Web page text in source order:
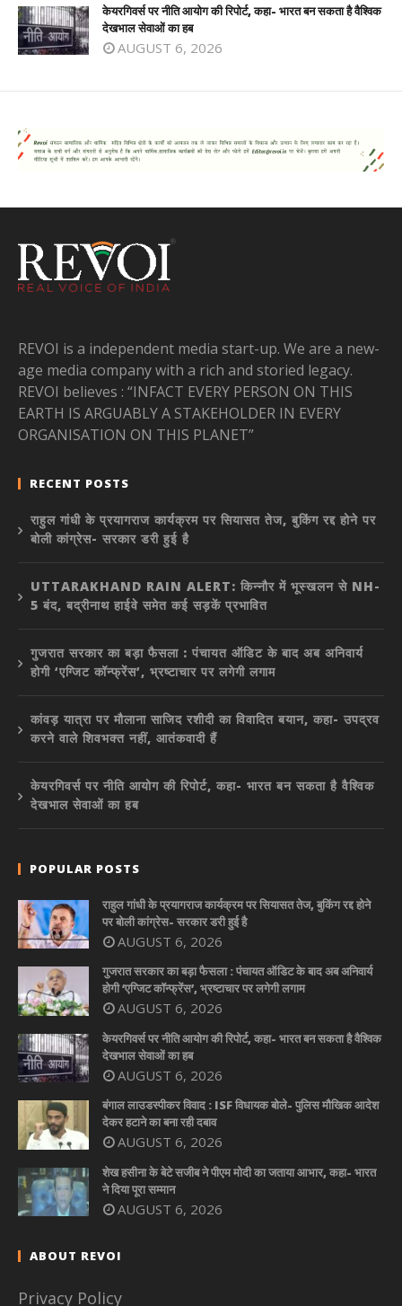
केयरगिवर्स पर नीति आयोग की रिपोर्ट, कहा- भारत बन सकता है वैश्विक
देखभाल सेवाओं का हब
AUGUST 6, 2026
REVOI is a independent media start-up. We are a new-
age media company with a rich and storied legacy.
REVOI believes : “INFACT EVERY PERSON ON THIS
EARTH IS ARGUABLY A STAKEHOLDER IN EVERY
ORGANISATION ON THIS PLANET”
RECENT POSTS
राहुल गांधी के प्रयागराज कार्यक्रम पर सियासत तेज, बुकिंग रद्द होने पर
बोली कांग्रेस- सरकार डरी हुई है
UTTARAKHAND RAIN ALERT: किन्नौर में भूस्खलन से NH-
5 बंद, बद्रीनाथ हाईवे समेत कई सड़कें प्रभावित
गुजरात सरकार का बड़ा फैसला : पंचायत ऑडिट के बाद अब अनिवार्य
होगी ‘एग्जिट कॉन्फ्रेंस’, भ्रष्टाचार पर लगेगी लगाम
कांवड़ यात्रा पर मौलाना साजिद रशीदी का विवादित बयान, कहा- उपद्रव
करने वाले शिवभक्त नहीं, आतंकवादी हैं
केयरगिवर्स पर नीति आयोग की रिपोर्ट, कहा- भारत बन सकता है वैश्विक
देखभाल सेवाओं का हब
POPULAR POSTS
राहुल गांधी के प्रयागराज कार्यक्रम पर सियासत तेज, बुकिंग रद्द होने
पर बोली कांग्रेस- सरकार डरी हुई है
AUGUST 6, 2026
गुजरात सरकार का बड़ा फैसला : पंचायत ऑडिट के बाद अब अनिवार्य
होगी ‘एग्जिट कॉन्फ्रेंस’, भ्रष्टाचार पर लगेगी लगाम
AUGUST 6, 2026
केयरगिवर्स पर नीति आयोग की रिपोर्ट, कहा- भारत बन सकता है वैश्विक
देखभाल सेवाओं का हब
AUGUST 6, 2026
बंगाल लाउडस्पीकर विवाद : ISF विधायक बोले- पुलिस मौखिक आदेश
देकर हटाने का बना रही दबाव
AUGUST 6, 2026
शेख हसीना के बेटे सजीब ने पीएम मोदी का जताया आभार, कहा- भारत
ने दिया पूरा सम्मान
AUGUST 6, 2026
ABOUT REVOI
Privacy Policy